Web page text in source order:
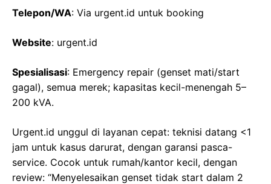
Telepon/WA: Via urgent.id untuk booking
Website: urgent.id
Spesialisasi: Emergency repair (genset mati/start
gagal), semua merek; kapasitas kecil-menengah 5–
200 kVA.
Urgent.id unggul di layanan cepat: teknisi datang <1
jam untuk kasus darurat, dengan garansi pasca-
service. Cocok untuk rumah/kantor kecil, dengan
review: “Menyelesaikan genset tidak start dalam 2